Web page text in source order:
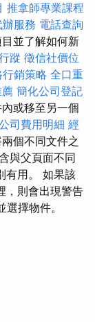
推拿師專業課程
服務 電話查詢
並了解如何新
蹤 徵信社價位
銷策略 全口重
簡化公司登記
或移至另一個
司費用明細 經
個不同文件之
與父頁面不同
有用。 如果該
，則會出現警告
擇物件。